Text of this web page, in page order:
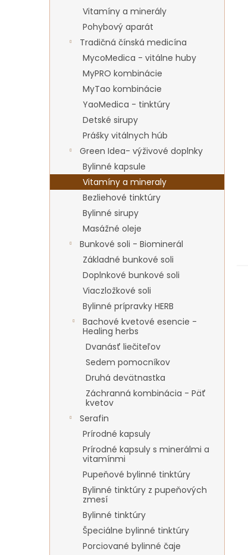
Vitamíny a minerály
Pohybový aparát
Tradičná čínská medicína
MycoMedica - vitálne huby
MyPRO kombinácie
MyTao kombinácie
YaoMedica - tinktúry
Detské sirupy
Prášky vitálnych húb
Green Idea- výživové doplnky
Bylinné kapsule
Vitamíny a mineraly
Bezliehové tinktúry
Bylinné sirupy
Masážné oleje
Bunkové soli - Biominerál
Základné bunkové soli
Doplnkové bunkové soli
Viaczložkové soli
Bylinné prípravky HERB
Bachové kvetové esencie -
Healing herbs
Dvanásť liečiteľov
Sedem pomocníkov
Druhá devätnastka
Záchranná kombinácia - Päť
kvetov
Serafin
Prírodné kapsuly
Prírodné kapsuly s minerálmi a
vitamínmi
Pupeňové bylinné tinktúry
Bylinné tinktúry z pupeňových
zmesí
Bylinné tinktúry
Špeciálne bylinné tinktúry
Porciované bylinné čaje